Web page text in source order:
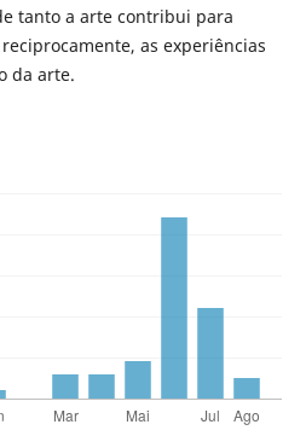
tanto a arte contribui para
as experiências
da arte.